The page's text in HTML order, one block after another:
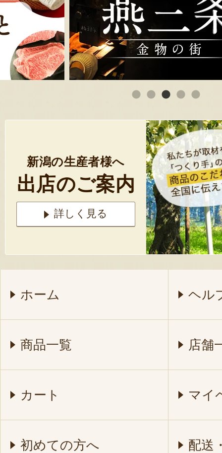
新潟の生産者様へ
出店のご案内
詳しく見る
ホーム ヘル
商品一覧 店舗
カート マイ
初めての方へ 配送